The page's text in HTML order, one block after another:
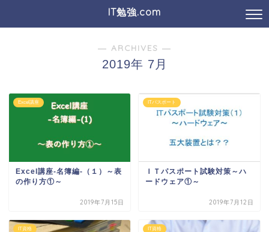
IT勉強.com
― ARCHIVES ―
2019年 7月
Excel講座
Excel講座-名簿編-（１）～表
の作り方①～
2019年7月15日
ITパスポート
ＩＴパスポート試験対策～ハ
ードウェア①～
2019年7月12日
IT資格 IT資格